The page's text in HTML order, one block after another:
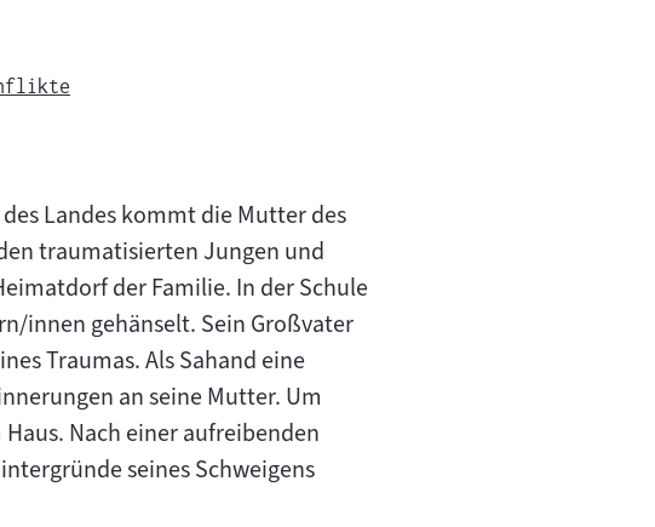
Landes kommt die Mutter des
traumatisierten Jungen und
der Familie. In der Schule
innen gehänselt. Sein Großvater
Traumas. Als Sahand eine
an seine Mutter. Um
Nach einer aufreibenden
seines Schweigens